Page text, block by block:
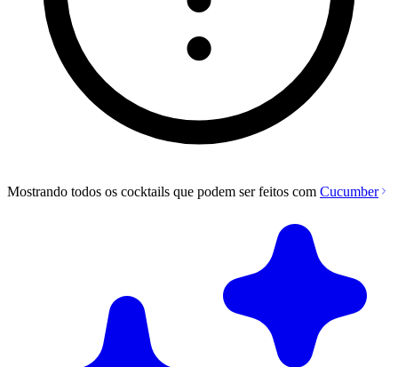
Mostrando todos os cocktails que podem ser feitos com Cucumber